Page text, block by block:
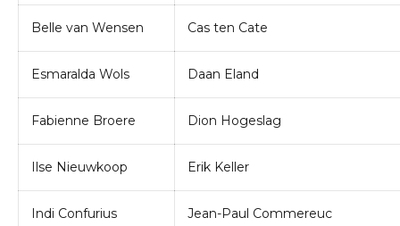
Belle van Wensen Cas ten Cate
Esmaralda Wols Daan Eland
Fabienne Broere Dion Hogeslag
Ilse Nieuwkoop Erik Keller
Indi Confurius Jean-Paul Commereuc